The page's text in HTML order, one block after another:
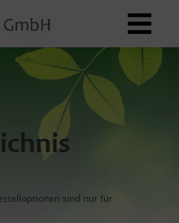
sind nur für